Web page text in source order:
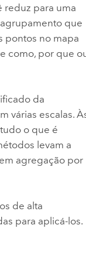
reduz para uma
que
pontos no mapa
como, por que
da
várias escalas.
o que é
levam a
agregação por
de alta
para aplicá-los.